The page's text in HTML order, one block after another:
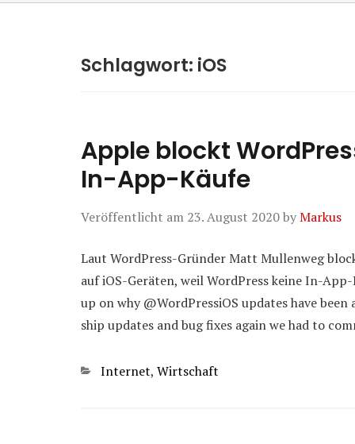
Schlagwort: iOS
Apple blockt
In-App-Käufe
Veröffentlicht am 23. August 2020byMarkus
Laut WordPress-Gründer Matt Mullenweg
auf iOS-Geräten, weil WordPress keine In-
up on why @WordPressiOS updates have
ship updates and bug fixes again we had to
Kategorien
Internet, Wirtschaft